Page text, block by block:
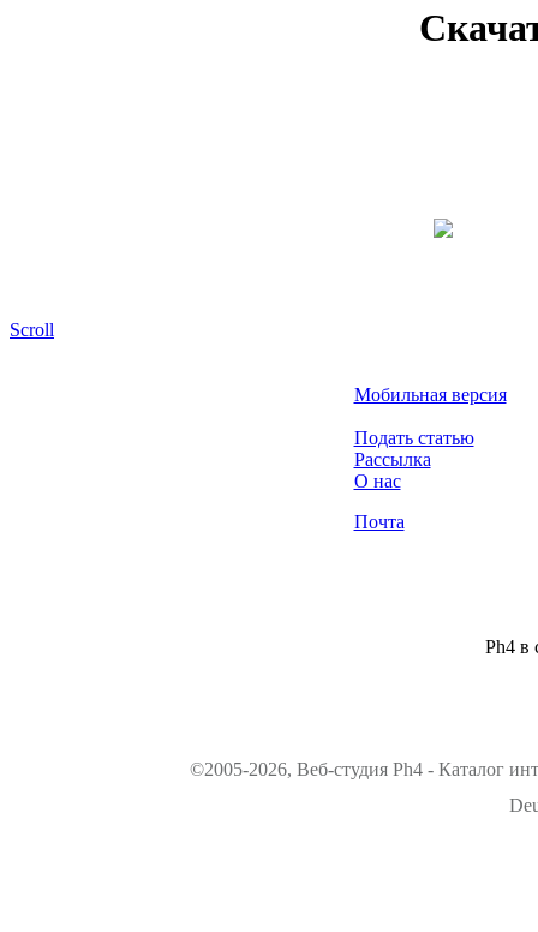
Scroll
Мобильная версия
Подать статью
Рассылка
О нас
Почта
Ph4 в
©2005-2026, Веб-студия Ph4 - Каталог